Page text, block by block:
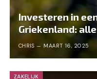
Investeren in
Griekenland:
CHRIS MAART 16, 2025
ZAKELIJK